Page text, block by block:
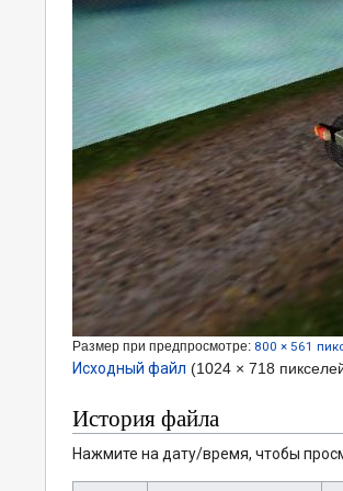
Размер при предпросмотре: 800 × 561
Исходный файл (1024 × 718
История файла
Нажмите на дату/время, чтобы